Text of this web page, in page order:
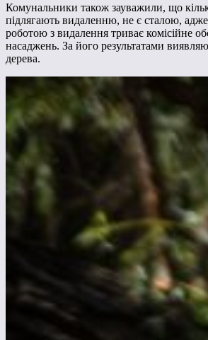
Комунальники також зауважили, що
підлягають видаленню, не є сталою,
роботою з видалення триває комісійне
насаджень. За його результатами
дерева.